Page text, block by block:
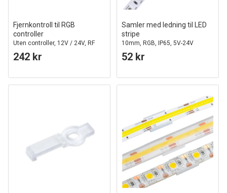
Fjernkontroll til RGB
controller
Uten controller, 12V / 24V, RF
trådløs
242 kr
Samler med ledning til LED
stripe
10mm, RGB, IP65, 5V-24V
52 kr